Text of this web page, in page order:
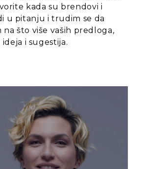
kada su brendovi i
u pitanju i trudim se da
na što više vaših predloga,
ideja i sugestija.